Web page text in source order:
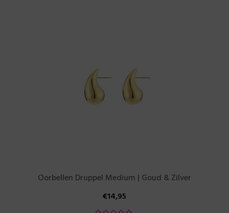
Oorbellen Druppel Medium | Goud & Zilver
€14,95